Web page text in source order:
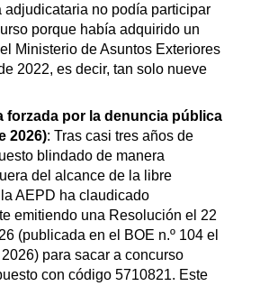
adjudicataria no podía participar
porque había adquirido un
Ministerio de Asuntos Exteriores
2022, es decir, tan solo nueve
forzada por la denuncia pública
2026): Tras casi tres años de
blindado de manera
del alcance de la libre
AEPD ha claudicado
emitiendo una Resolución el 22
(publicada en el BOE n.º 104 el
para sacar a concurso
con código 5710821. Este